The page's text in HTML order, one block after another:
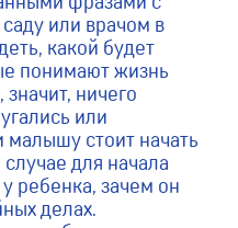
или врачом в
какой будет
понимают жизнь
ничего
или
стоит начать
для начала
ребенка, зачем он
делах.